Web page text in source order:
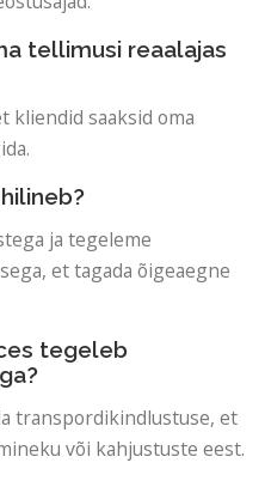
tellimusi reaalajas
kliendid saaksid oma
ja tegeleme
et tagada õigeaegne
tegeleb
transpordikindlustuse, et
või kahjustuste eest.